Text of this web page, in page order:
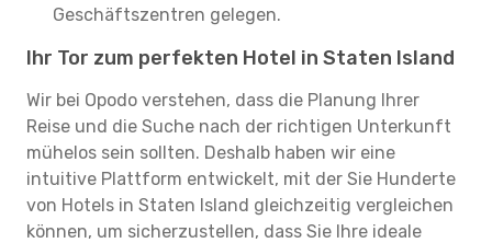
Geschäftszentren gelegen.
Ihr Tor zum perfekten Hotel in Staten Island
Wir bei Opodo verstehen, dass die Planung Ihrer
Reise und die Suche nach der richtigen Unterkunft
mühelos sein sollten. Deshalb haben wir eine
intuitive Plattform entwickelt, mit der Sie Hunderte
von Hotels in Staten Island gleichzeitig vergleichen
können, um sicherzustellen, dass Sie Ihre ideale